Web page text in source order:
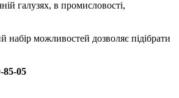
галузях, в промисловості,
набір можливостей дозволяє підібрати
85-05